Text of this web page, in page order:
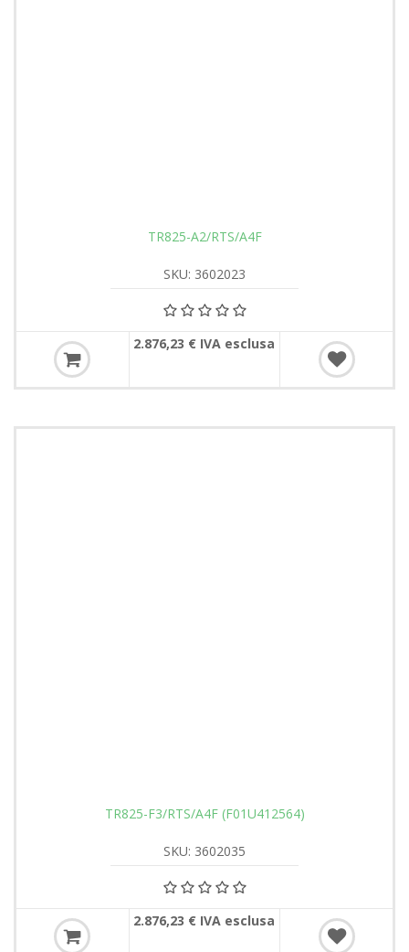
TR825-A2/RTS/A4F
SKU: 3602023
2.876,23 € IVA esclusa
TR825-F3/RTS/A4F (F01U412564)
SKU: 3602035
2.876,23 € IVA esclusa